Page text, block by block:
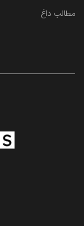
مطالب داغ